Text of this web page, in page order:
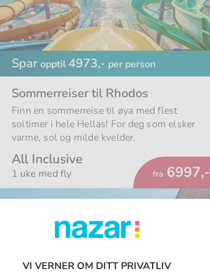
Sparopptil 4973,- per person
Sommerreiser til Rhodos
Finn en sommerreise til øya med flest
soltimer i hele Hellas! For deg som elsker
varme, sol og milde kvelder.
All Inclusive
1 uke med fly fra Fra
6997,-
VI VERNER OM DITT PRIVATLIV